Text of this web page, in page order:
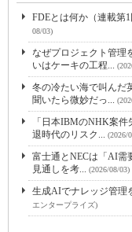
FDEとは何か（連載第
08/03)
なぜプロジェクト管理
いはケーキの工程...
冬の冷たい海で叫んだ
聞いたら微妙だっ...
「日本IBMのNHK案
退時代のリスク... (2026/
富士通とNECは「AI
見通しを考... (2026/08/03)
生成AIでナレッジ管
エンタープライズ)